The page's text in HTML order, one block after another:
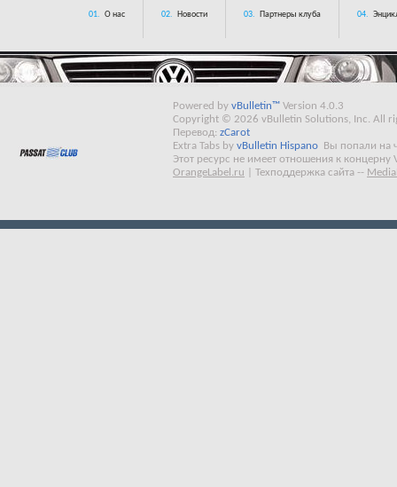
01. О нас 02. Новости 03. Партнеры клуба 04.
Powered by vBulletin™ Version 4.0.3
Copyright © 2026 vBulletin Solutions, Inc. All
Перевод: zCarot
Extra Tabs by vBulletin Hispano
Вы попали на
Этот ресурс не имеет отношения к концерну
OrangeLabel.ru
Техподдержка сайта --